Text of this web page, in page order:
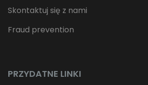
Skontaktuj się z nami
Fraud prevention
PRZYDATNE LINKI